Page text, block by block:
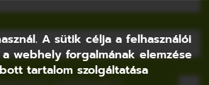
A sütik célja a felhasználói
webhely forgalmának elemzése
tartalom szolgáltatása